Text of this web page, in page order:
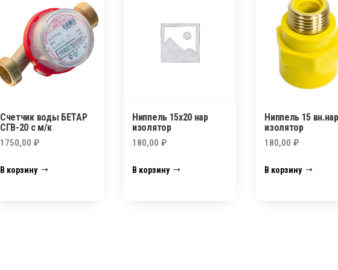
Счетчик воды БЕТАР
СГВ-20 с м/к
1750,00₽
В корзину
Ниппель 15х20 нар
изолятор
180,00₽
В корзину
Ниппель 15
изолятор
180,00₽
В корзину